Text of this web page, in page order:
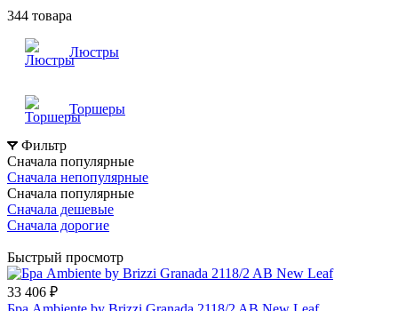
344 товара
Люстры
Торшеры
Фильтр
Сначала популярные
Сначала непопулярные
Сначала популярные
Сначала дешевые
Сначала дорогие
Быстрый просмотр
33 406 ₽